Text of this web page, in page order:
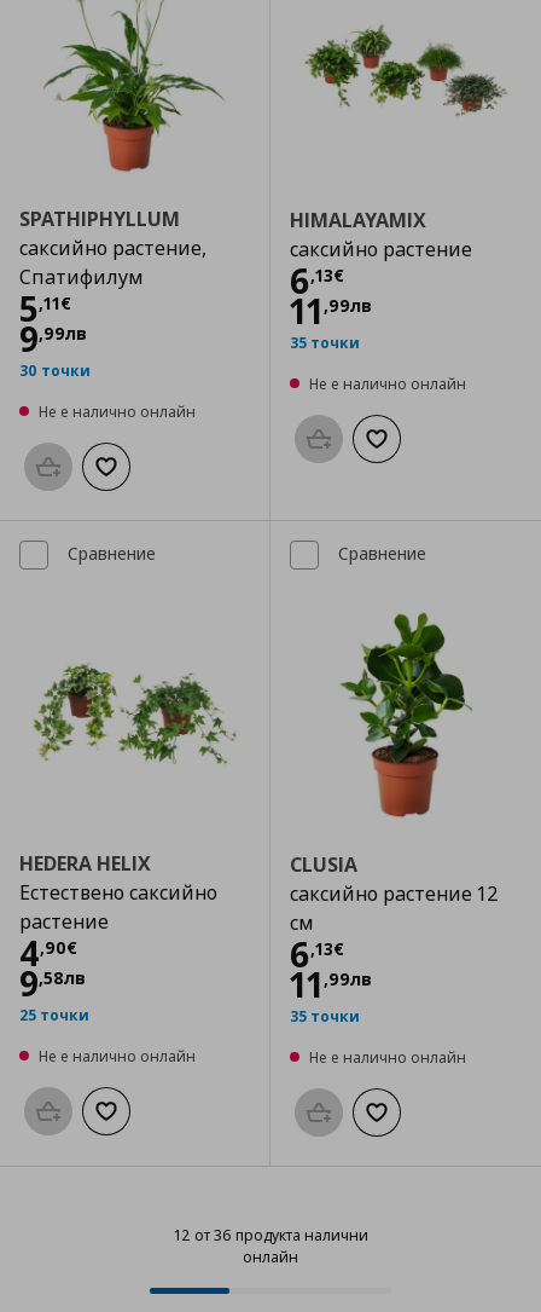
SPATHIPHYLLUM
саксийно растение,
Спатифилум
5,11€
Цена
9,99лв
30 точки
Не е налично онлайн
Προσθήκη στο καλάθι
Добави към списъка с любими
HIMALAYAMIX
саксийно растение
6,13€
Цена
11 ,99лв
35 точки
Не е налично онлайн
Προσθήκη στο καλάθι
Добави към
Сравнение
HEDERA HELIX
Естествено саксийно
растение
4,90€
Цена
9,58лв
25 точки
Не е налично онлайн
Προσθήκη στο καλάθι
Добави към списъка с любими
Сравнение
CLUSIA
саксийно растение 12
см
6,13€
Цена
11 ,99лв
35 точки
Не е налично онлайн
Προσθήκη στο καλάθι
Добави към
12 от 36 продукта налични
онлайн
12 от 36 продукта налични
Progress: